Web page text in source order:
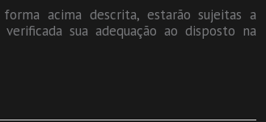
acima descrita, estarão sujeitas a
sua adequação ao disposto na